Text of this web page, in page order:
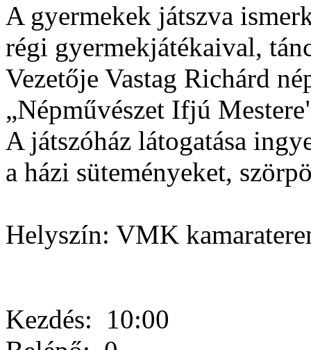
A gyermekek játszva
régi gyermekjátékaival,
Vezetője Vastag Richárd
„Népművészet Ifjú
A játszóház látogatása
a házi süteményeket,
Helyszín: VMK
Kezdés: 10:00